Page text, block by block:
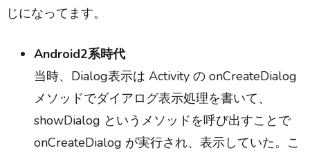
じになってます。
Android2系時代
当時、Dialog表示は Activity の onCreateDialog
メソッドでダイアログ表示処理を書いて、
showDialog というメソッドを呼び出すことで
onCreateDialog が実行され、表示していた。こ